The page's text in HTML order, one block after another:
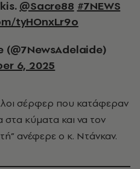
@Sacre88 #7NEWS
tyHOnxLr9o
(@7NewsAdelaide)
6, 2025
σέρφερ που κατάφεραν
στα κύματα και να τον
ανέφερε ο κ. Ντάνκαν.